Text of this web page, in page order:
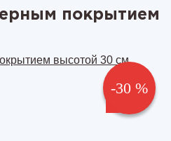
покрытием
-30 %